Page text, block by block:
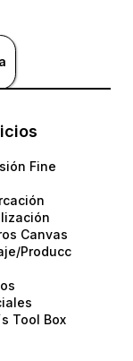
Fine
Canvas
Producc
Tool Box